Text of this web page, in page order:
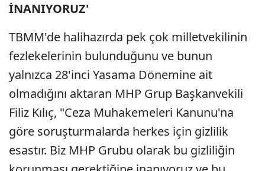
İNANIYORUZ'
TBMM'de halihazırda pek çok milletvekilinin
fezlekelerinin bulunduğunu ve bunun
yalnızca 28'inci Yasama Dönemine ait
olmadığını aktaran MHP Grup Başkanvekili
Filiz Kılıç, "Ceza Muhakemeleri Kanunu'na
göre soruşturmalarda herkes için gizlilik
esastır. Biz MHP Grubu olarak bu gizliliğin